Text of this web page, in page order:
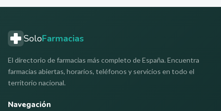
SoloFarmacias
El directorio de farmacias más completo de España. Encuentra
farmacias abiertas, horarios, teléfonos y servicios en todo el
territorio nacional.
Navegación